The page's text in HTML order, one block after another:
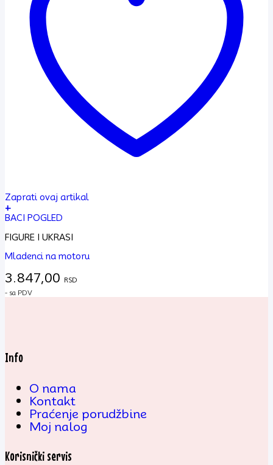
Zaprati ovaj artikal
+
BACI POGLED
FIGURE I UKRASI
Mladenci na motoru
3.847,00 RSD
- sa PDV
Info
O nama
Kontakt
Praćenje porudžbine
Moj nalog
Korisnički servis